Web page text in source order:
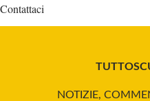
Contattaci
NOTIZIE,